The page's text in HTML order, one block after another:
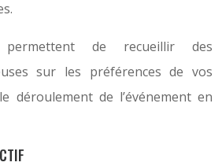
permettent de recueillir des
sur les préférences de vos
déroulement de l’événement en